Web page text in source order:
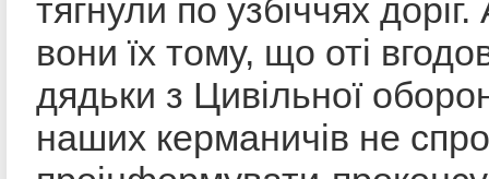
тягнули по узбіччях
вони їх тому, що оті
дядьки з Цивільної
наших керманичів не